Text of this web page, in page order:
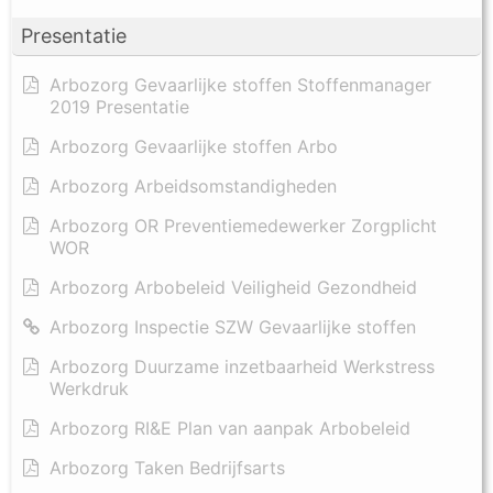
Presentatie
Arbozorg Gevaarlijke stoffen Stoffenmanager
2019 Presentatie
Arbozorg Gevaarlijke stoffen Arbo
Arbozorg Arbeidsomstandigheden
Arbozorg OR Preventiemedewerker Zorgplicht
WOR
Arbozorg Arbobeleid Veiligheid Gezondheid
Arbozorg Inspectie SZW Gevaarlijke stoffen
Arbozorg Duurzame inzetbaarheid Werkstress
Werkdruk
Arbozorg RI&E Plan van aanpak Arbobeleid
Arbozorg Taken Bedrijfsarts